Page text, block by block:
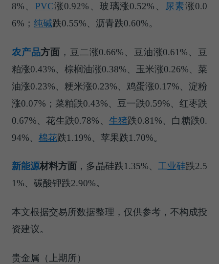
8%、 PVC涨0.92%、玻璃涨0.52%、 尿素涨0.0
6%； 纯碱跌0.55%、沥青跌0.60%。
农产品方面 ，豆二涨0.66%、豆油涨0.61%、豆
粕涨0.43%、棕榈油涨0.38%、玉米涨0.26%、菜
油涨0.23%、粳米涨0.23%、鸡蛋涨0.17%、淀粉
涨0.07%；菜粕跌0.43%、豆一跌0.59%、红枣跌
0.67%、花生跌0.78%、 生猪跌0.81%、白糖跌0.
94%、 棉花跌1.19%、苹果跌1.70%。
新能源材料方面 ，多晶硅跌1.35%、 工业硅跌2.5
1%、碳酸锂跌2.90%。
本文根据交易所数据整理，仅供参考，不构成投
资建议。
贵金属（上期所）